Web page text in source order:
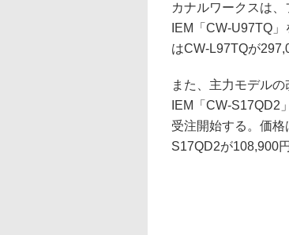
カナルワークスは
IEM「CW-U97TQ
はCW-L97TQが
また、主力モデル
IEM「CW-S17QD2
受注開始する。価
S17QD2が108,900